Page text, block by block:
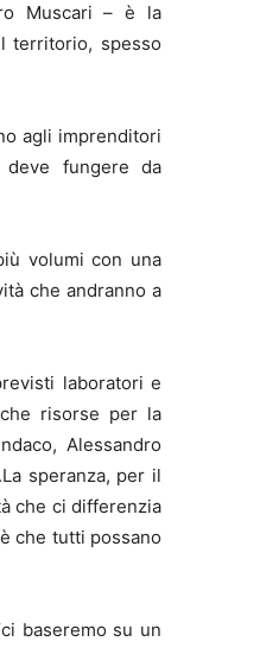
Muscari – è la
territorio, spesso
agli imprenditori
fungere da
volumi con una
che andranno a
laboratori e
risorse per la
Alessandro
speranza, per il
che ci differenzia
che tutti possano
baseremo su un